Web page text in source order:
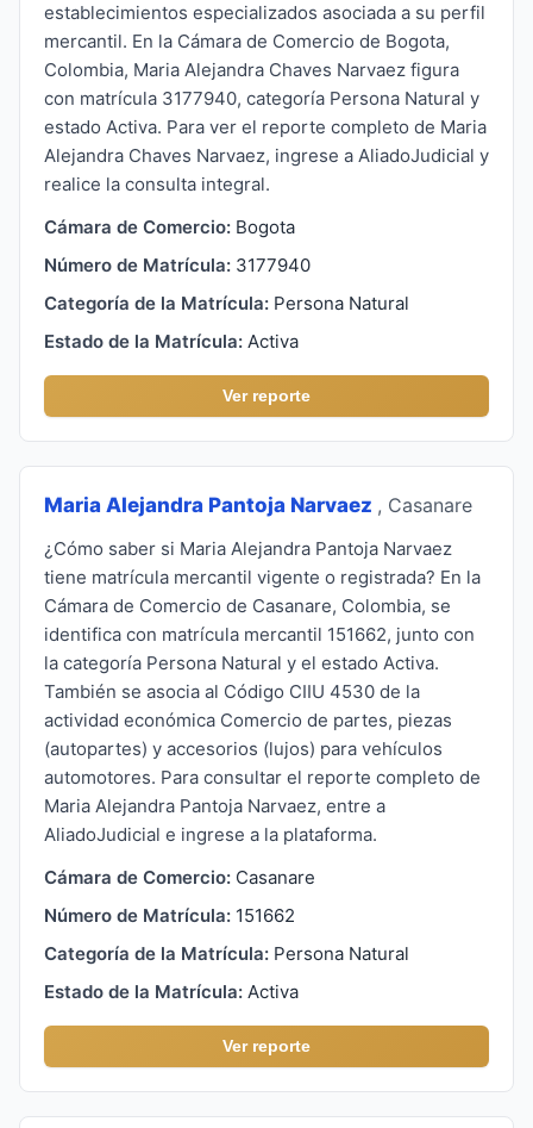
establecimientos especializados asociada a su perfil
mercantil. En la Cámara de Comercio de Bogota,
Colombia, Maria Alejandra Chaves Narvaez figura
con matrícula 3177940, categoría Persona Natural y
estado Activa. Para ver el reporte completo de Maria
Alejandra Chaves Narvaez, ingrese a AliadoJudicial y
realice la consulta integral.
Cámara de Comercio: Bogota
Número de Matrícula: 3177940
Categoría de la Matrícula: Persona Natural
Estado de la Matrícula: Activa
Ver reporte
Maria Alejandra Pantoja Narvaez , Casanare
¿Cómo saber si Maria Alejandra Pantoja Narvaez
tiene matrícula mercantil vigente o registrada? En la
Cámara de Comercio de Casanare, Colombia, se
identifica con matrícula mercantil 151662, junto con
la categoría Persona Natural y el estado Activa.
También se asocia al Código CIIU 4530 de la
actividad económica Comercio de partes, piezas
(autopartes) y accesorios (lujos) para vehículos
automotores. Para consultar el reporte completo de
Maria Alejandra Pantoja Narvaez, entre a
AliadoJudicial e ingrese a la plataforma.
Cámara de Comercio: Casanare
Número de Matrícula: 151662
Categoría de la Matrícula: Persona Natural
Estado de la Matrícula: Activa
Ver reporte